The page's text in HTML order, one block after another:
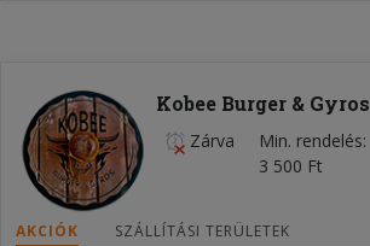
Kobee Burger &
Zárva
Min. rendelés
3 500 Ft
AKCIÓK SZÁLLÍTÁSI TERÜLETEK